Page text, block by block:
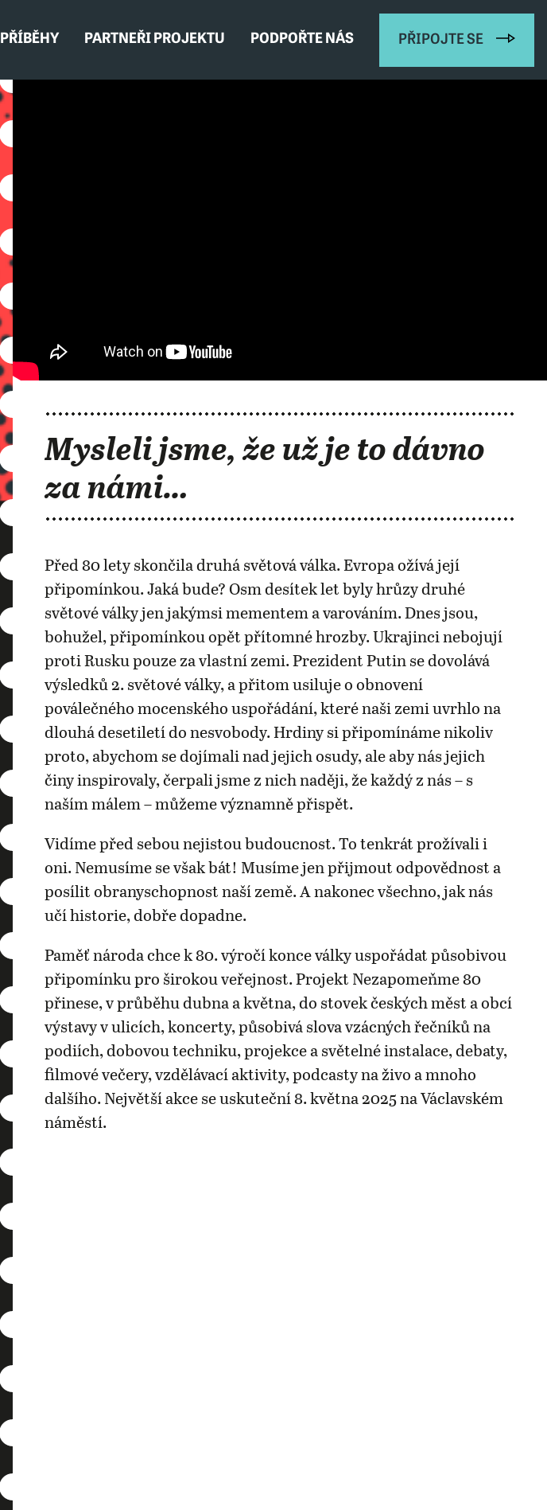
PŘÍBĚHY PARTNEŘI PROJEKTU PODPOŘTE NÁS PŘIPOJTE SE
Mysleli jsme, že už je to dávno
za námi…
Před 80 lety skončila druhá světová válka. Evropa ožívá její
připomínkou. Jaká bude? Osm desítek let byly hrůzy druhé
světové války jen jakýmsi mementem a varováním. Dnes jsou,
bohužel, připomínkou opět přítomné hrozby. Ukrajinci nebojují
proti Rusku pouze za vlastní zemi. Prezident Putin se dovolává
výsledků 2. světové války, a přitom usiluje o obnovení
poválečného mocenského uspořádání, které naši zemi uvrhlo na
dlouhá desetiletí do nesvobody. Hrdiny si připomínáme nikoliv
proto, abychom se dojímali nad jejich osudy, ale aby nás jejich
činy inspirovaly, čerpali jsme z nich naději, že každý z nás – s
naším málem – můžeme významně přispět.
Vidíme před sebou nejistou budoucnost. To tenkrát prožívali i
oni. Nemusíme se však bát! Musíme jen přijmout odpovědnost a
posílit obranyschopnost naší země. A nakonec všechno, jak nás
učí historie, dobře dopadne.
Paměť národa chce k 80. výročí konce války uspořádat působivou
připomínku pro širokou veřejnost. Projekt Nezapomeňme 80
přinese, v průběhu dubna a května, do stovek českých měst a obcí
výstavy v ulicích, koncerty, působivá slova vzácných řečníků na
podiích, dobovou techniku, projekce a světelné instalace, debaty,
filmové večery, vzdělávací aktivity, podcasty na živo a mnoho
dalšího. Největší akce se uskuteční 8. května 2025 na Václavském
náměstí.